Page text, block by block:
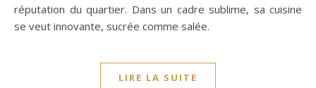
réputation du quartier. Dans un cadre sublime, sa cuisine
se veut innovante, sucrée comme salée.
LIRE LA SUITE